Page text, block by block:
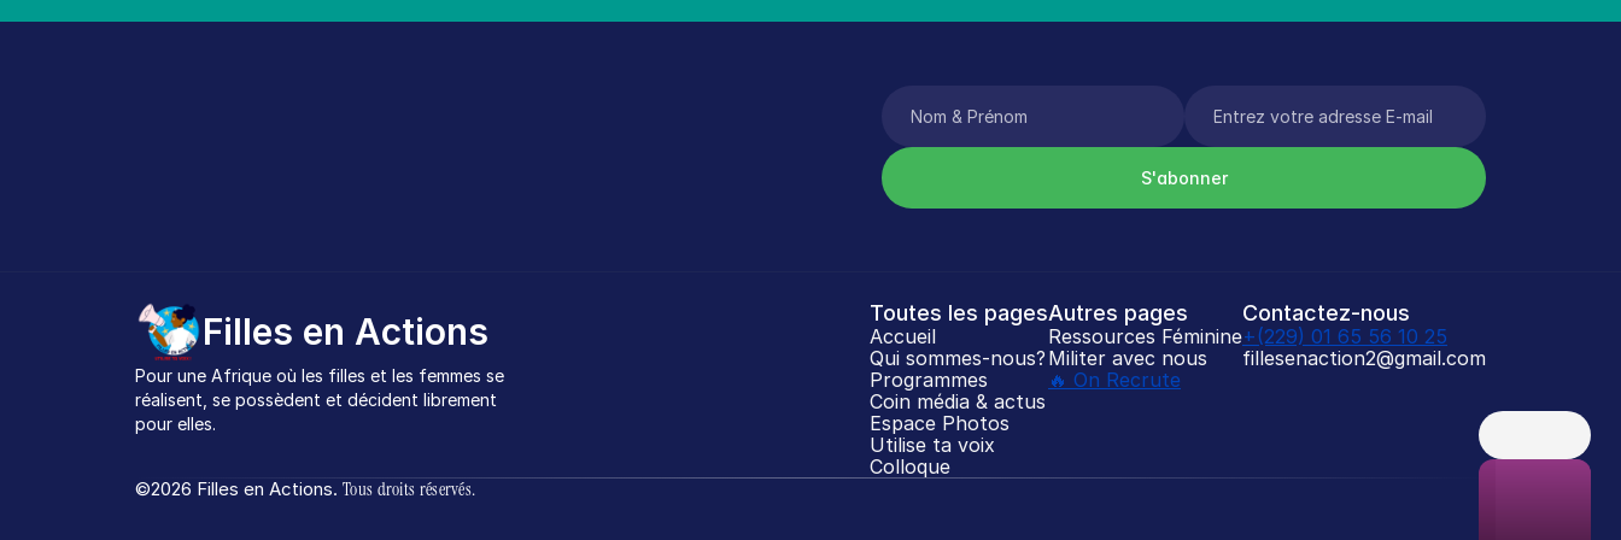
S'abonner
Filles en Actions
Pour une Afrique où les filles et les femmes se
réalisent, se possèdent et décident librement
pour elles.
Toutes les pages
Accueil
Qui sommes-nous?
Programmes
Coin média & actus
Espace Photos
Utilise ta voix
Colloque
Autres pages
Ressources Féminine
Militer avec nous
🔥 On Recrute
Contactez-nous
+(229) 01 65 56 10 25
fillesenaction2@gmail.com
©2026 Filles en Actions. Tous droits réservés.